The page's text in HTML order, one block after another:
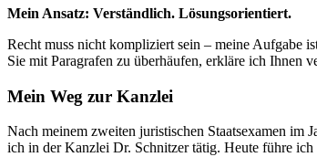
Mein Ansatz: Verständlich. Lösungsorientiert.
Recht muss nicht kompliziert sein – meine Aufgabe
Sie mit Paragrafen zu überhäufen, erkläre ich Ihnen
Mein Weg zur Kanzlei
Nach meinem zweiten juristischen Staatsexamen
ich in der Kanzlei Dr. Schnitzer tätig. Heute führe